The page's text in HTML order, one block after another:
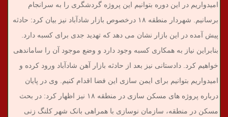
امیدواریم در این دوره بتوانیم این پروژه گردشگری را به سرانجام
برسانیم.
شهردار منطقه ۱۸ درخصوص بازار شادآباد نیز بیان کرد: حادثه
پیش آمده در این بازار نشان می دهد که تهدید جدی برای کسبه دارد.
بنابراین نیاز به همکاری کسبه وجود دارد و وضع موجود آن را ساماندهی
خواهیم کرد. دادستانی نیز بعد از حادثه بازار آهن شادآباد ورود کرده و
امیدواریم بتوانیم برای ایمن سازی این فضا اقدام کنیم. وی در پایان
درباره پروژه های مسکن سازی در منطقه ۱۸ نیز اظهار کرد: در بحث
مسکن در منطقه، سازمان نوسازی با همراهی بانک شهر کلنگ زنی